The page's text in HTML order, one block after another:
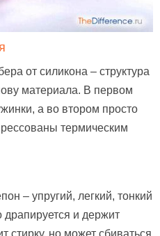
от силикона – структура
материала. В первом
а во втором просто
термическим
– упругий, легкий, тонкий
и держит